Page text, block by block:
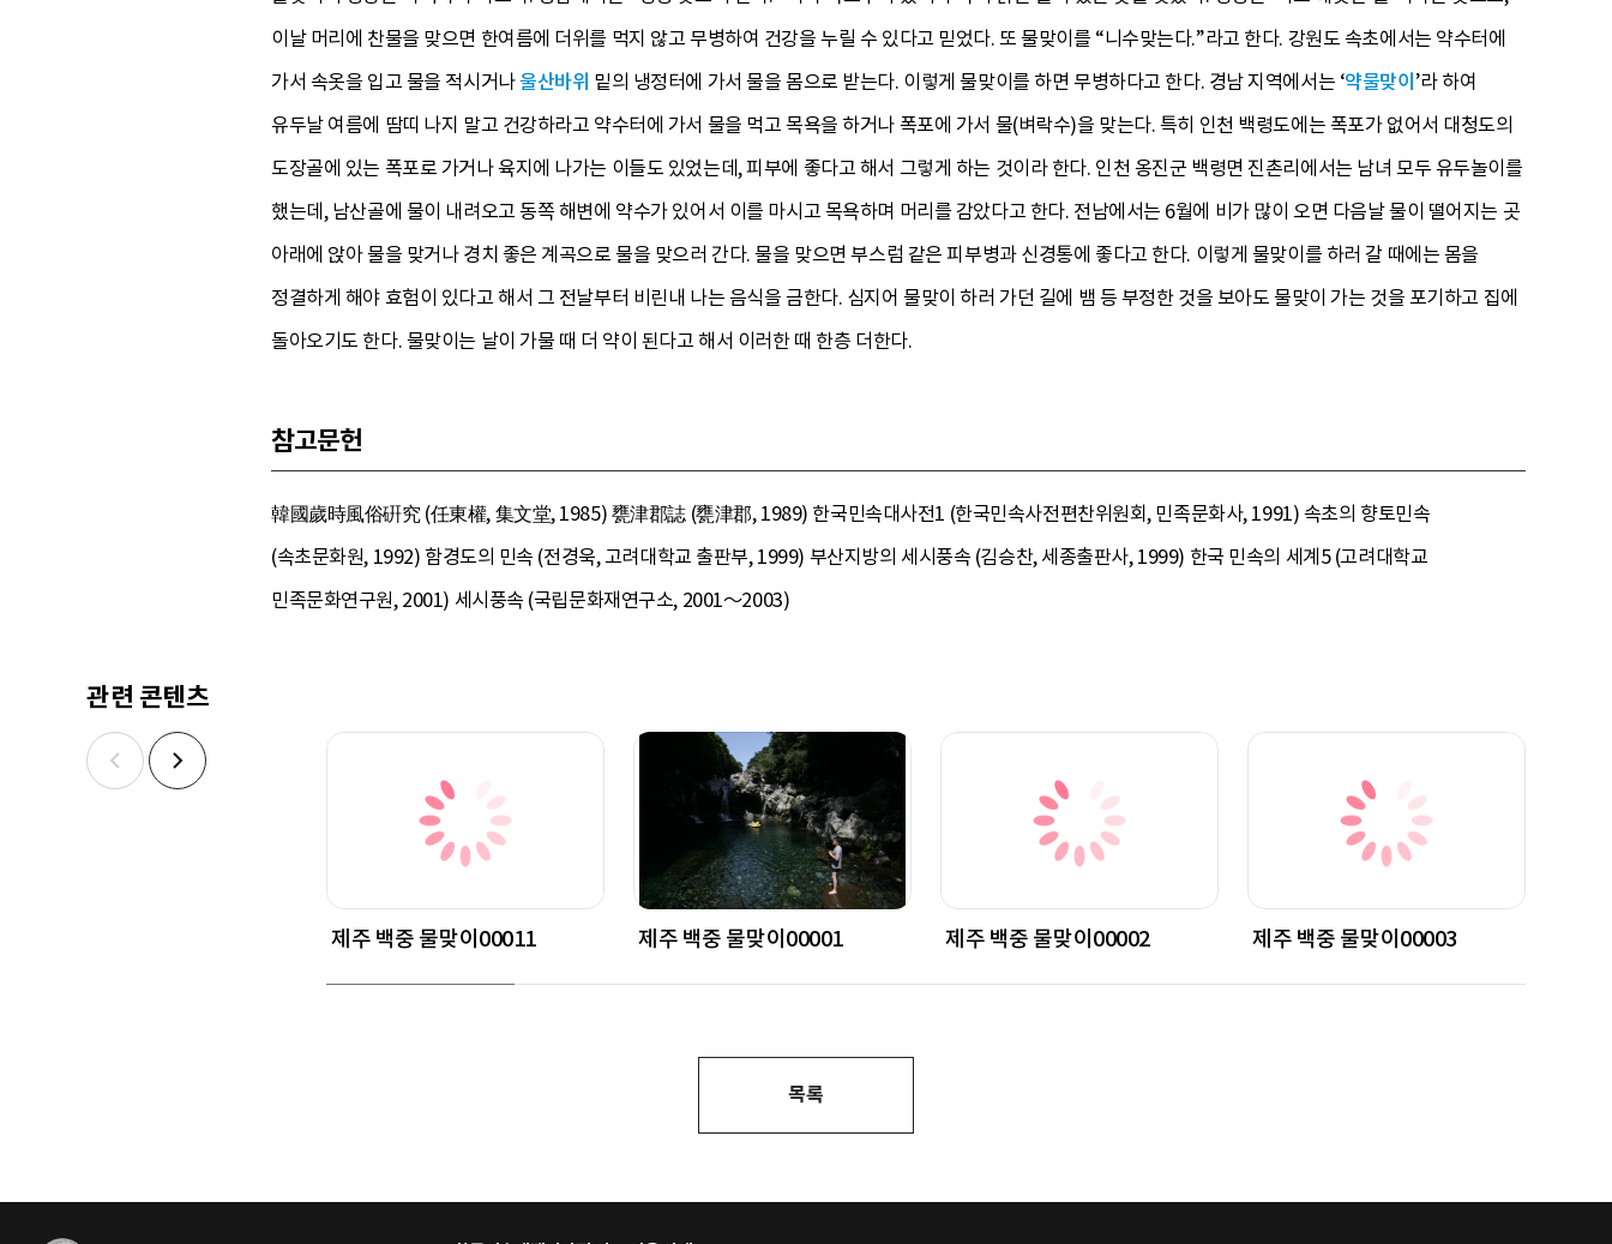
이날 머리에 찬물을 맞으면 한여름에 더위를 먹지 않고 무병하여 건강을 누릴 수 있다고 믿었다. 또 물맞이를 “니수맞는다.”라고 한다. 강원도 속초에서는 약수터에
가서 속옷을 입고 물을 적시거나울산바위 밑의 냉정터에 가서 물을 몸으로 받는다. 이렇게 물맞이를 하면 무병하다고 한다. 경남 지역에서는 ‘약물맞이 ’라 하여
유두날 여름에 땀띠 나지 말고 건강하라고 약수터에 가서 물을 먹고 목욕을 하거나 폭포에 가서 물(벼락수)을 맞는다. 특히 인천 백령도에는 폭포가 없어서 대청도의
도장골에 있는 폭포로 가거나 육지에 나가는 이들도 있었는데, 피부에 좋다고 해서 그렇게 하는 것이라 한다. 인천 옹진군 백령면 진촌리에서는 남녀 모두 유두놀이를
했는데, 남산골에 물이 내려오고 동쪽 해변에 약수가 있어서 이를 마시고 목욕하며 머리를 감았다고 한다. 전남에서는 6월에 비가 많이 오면 다음날 물이 떨어지는 곳
아래에 앉아 물을 맞거나 경치 좋은 계곡으로 물을 맞으러 간다. 물을 맞으면 부스럼 같은 피부병과 신경통에 좋다고 한다. 이렇게 물맞이를 하러 갈 때에는 몸을
정결하게 해야 효험이 있다고 해서 그 전날부터 비린내 나는 음식을 금한다. 심지어 물맞이 하러 가던 길에 뱀 등 부정한 것을 보아도 물맞이 가는 것을 포기하고 집에
돌아오기도 한다. 물맞이는 날이 가물 때 더 약이 된다고 해서 이러한 때 한층 더한다.
참고문헌
韓國歲時風俗硏究 (任東權, 集文堂, 1985) 甕津郡誌 (甕津郡, 1989) 한국민속대사전1 (한국민속사전편찬위원회, 민족문화사, 1991) 속초의 향토민속
(속초문화원, 1992) 함경도의 민속 (전경욱, 고려대학교 출판부, 1999) 부산지방의 세시풍속 (김승찬, 세종출판사, 1999) 한국 민속의 세계5 (고려대학교
민족문화연구원, 2001) 세시풍속 (국립문화재연구소, 2001～2003)
관련 콘텐츠
제주 백중 물맞이00011 제주 백중 물맞이00001 제주 백중 물맞이00002 제주 백중 물맞이00003
목록